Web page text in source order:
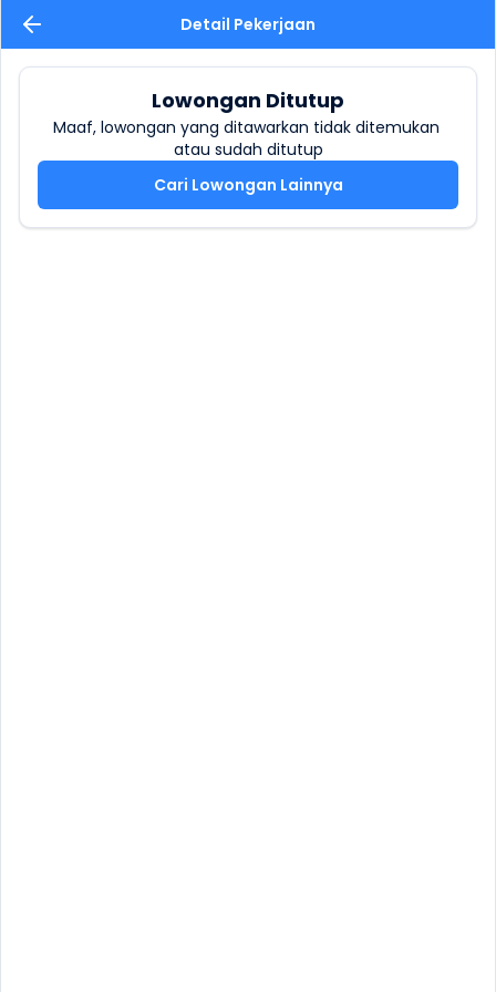
Detail Pekerjaan
Lowongan Ditutup
Maaf, lowongan yang ditawarkan tidak ditemukan
atau sudah ditutup
Cari Lowongan Lainnya